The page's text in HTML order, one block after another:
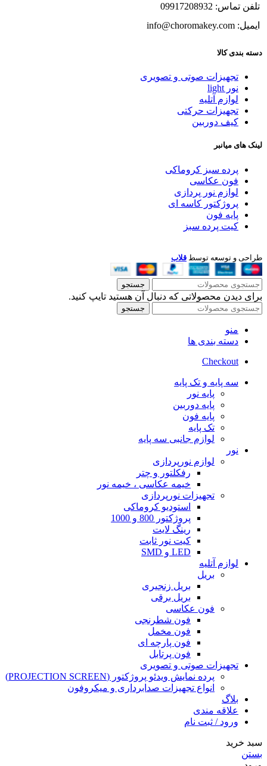
تلفن تماس: 09917208932
ایمیل: info@choromakey.com
دسته بندی کالا
تجهیزات صوتی و تصویری
نور light
لوازم آتلیه
تجهیزات حرکتی
کیف دوربین
لینک های میانبر
پرده سبز کروماکی
فون عکاسی
لوازم نور پردازی
پروژکتور کاسه ای
پایه فون
کیت پرده سبز
طراحی و توسعه توسط قلاب
جستجو
برای دیدن محصولاتی که دنبال آن هستید تایپ کنید.
جستجو
منو
دسته بندی ها
Checkout
سه پایه و تک پایه
پایه نور
پایه دوربین
پایه فون
تک پایه
لوازم جانبی سه پایه
نور
لوازم نورپردازی
رفکلتور و چتر
خیمه عکاسی ، خیمه نور
تجهیزات نورپردازی
استودیو کروماکی
پروژکتور 800 و 1000
رینگ لایت
کیت نور ثابت
LED و SMD
لوازم آتلیه
بریل
بریل زنجیری
بریل برقی
فون عکاسی
فون شطرنجی
فون مخمل
فون پارچه ای
فون پرتابل
تجهیزات صوتی و تصویری
پرده نمایش ویدئو پروژکتور (PROJECTION SCREEN)
انواع تجهیزات صدابرداری و میکروفون
بلاگ
علاقه مندی
ورود / ثبت نام
سبد خرید
بستن